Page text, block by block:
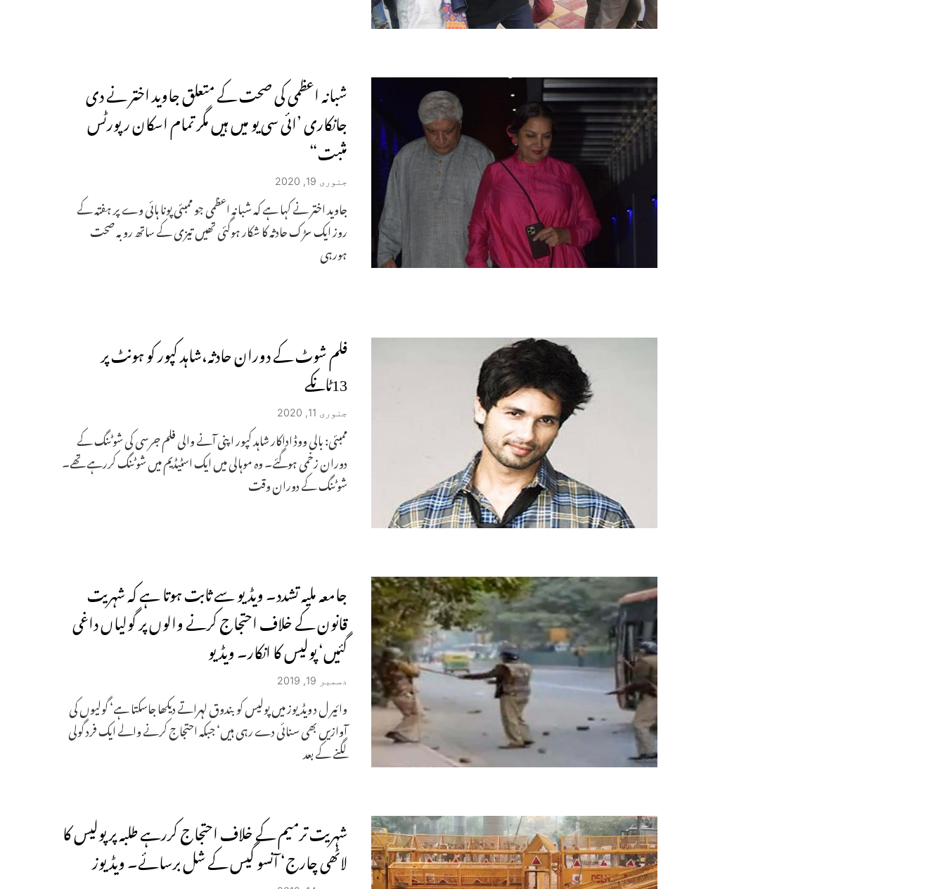
شبانہ اعظمی کی صحت کے متعلق جاوید اختر نے دی
جانکاری ’ائی سی یو میں ہیں مگر تمام اسکان رپورٹس
مثبت“
جنوری 19, 2020
جاوید اختر نے کہا ہے کہ شبانہ اعظمی جو ممبئی پونا ہائی وے پر ہفتہ کے
روز ایک سڑک حادثہ کا شکار ہوگئی تھیں تیزی کے ساتھ روبہ صحت
ہورہی
فلم شوٹ کے دوران حادثہ،شاہد کپور کو ہونٹ پر
13ٹانکے
جنوری 11, 2020
ممبئی: بالی ووڈ اداکار شاہد کپور اپنی آنے والی فلم جرسی کی شوٹنگ کے
دوران زخمی ہوگئے۔ وہ موہالی میں ایک اسٹیڈیم میں شوٹنگ کررہے تھے۔
شوٹنگ کے دوران وقت
جامعہ ملیہ تشدد۔ ویڈیو سے ثابت ہوتا ہے کہ شہریت
قانون کے خلاف احتجاج کرنے والوں پر گولیاں داغی
گئیں‘ پولیس کا انکار۔ ویڈیو
دسمبر 19, 2019
وائیر ل د ویڈیوز میں پولیس کو بندوق لہراتے دیکھا جاسکتا ہے‘ گولیوں کی
آوازیں بھی سنائی دے رہی ہیں‘ جبکہ احتجاج کرنے والے ایک فرد گولی
لگنے کے بعد
شہریت ترمیم کے خلاف احتجاج کررہے طلبہ پر پولیس کا
لاٹھی چارج‘ آنسو گیس کے شل برسائے۔ ویڈیوز